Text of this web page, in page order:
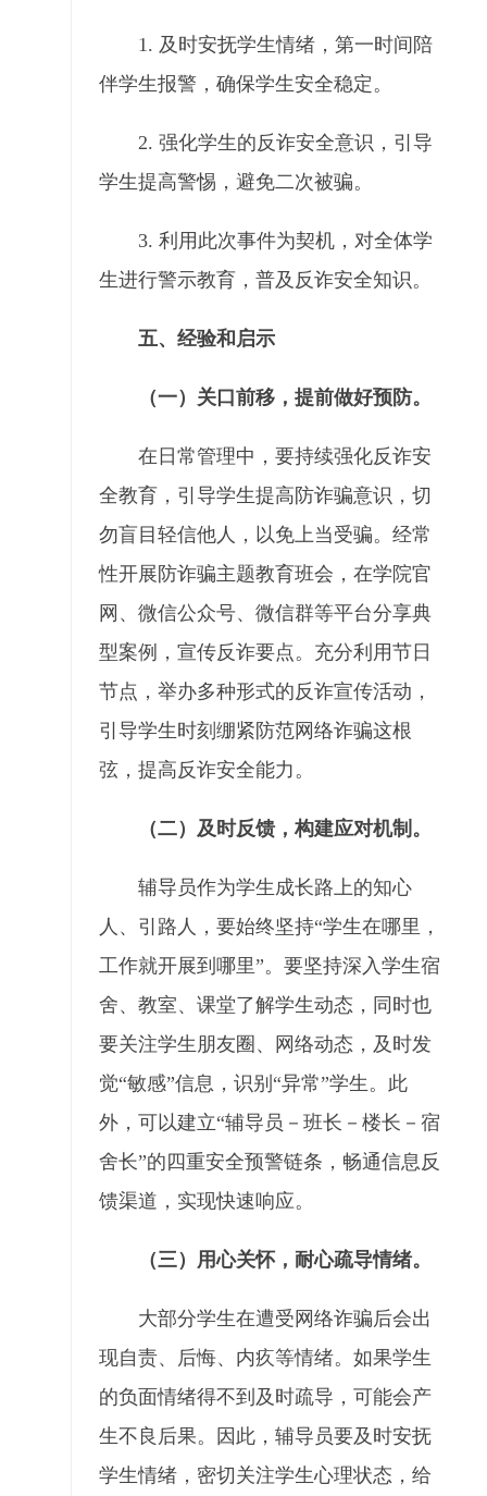
1. 及时安抚学生情绪，第一时间陪
伴学生报警，确保学生安全稳定。
2. 强化学生的反诈安全意识，引导
学生提高警惕，避免二次被骗。
3. 利用此次事件为契机，对全体学
生进行警示教育，普及反诈安全知识。
五、经验和启示
（一）关口前移，提前做好预防。
在日常管理中，要持续强化反诈安
全教育，引导学生提高防诈骗意识，切
勿盲目轻信他人，以免上当受骗。经常
性开展防诈骗主题教育班会，在学院官
网、微信公众号、微信群等平台分享典
型案例，宣传反诈要点。充分利用节日
节点，举办多种形式的反诈宣传活动，
引导学生时刻绷紧防范网络诈骗这根
弦，提高反诈安全能力。
（二）及时反馈，构建应对机制。
辅导员作为学生成长路上的知心
人、引路人，要始终坚持“学生在哪里，
工作就开展到哪里”。要坚持深入学生宿
舍、教室、课堂了解学生动态，同时也
要关注学生朋友圈、网络动态，及时发
觉“敏感”信息，识别“异常”学生。此
外，可以建立“辅导员－班长－楼长－宿
舍长”的四重安全预警链条，畅通信息反
馈渠道，实现快速响应。
（三）用心关怀，耐心疏导情绪。
大部分学生在遭受网络诈骗后会出
现自责、后悔、内疚等情绪。如果学生
的负面情绪得不到及时疏导，可能会产
生不良后果。因此，辅导员要及时安抚
学生情绪，密切关注学生心理状态，给